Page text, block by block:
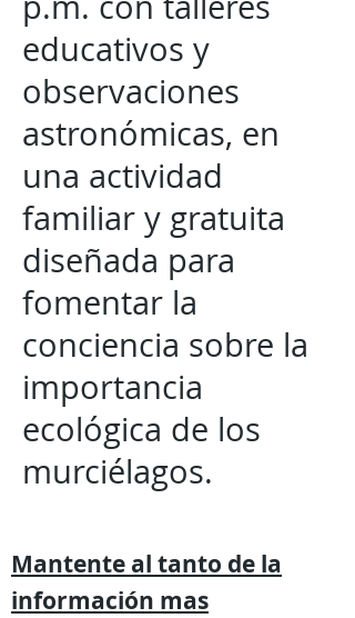
educativos y
observaciones
astronómicas, en
una actividad
familiar y gratuita
diseñada para
fomentar la
conciencia sobre la
importancia
ecológica de los
murciélagos.
Mantente al tanto de la
información mas